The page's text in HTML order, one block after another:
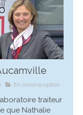
En circonscription
traiteur
que Nathalie